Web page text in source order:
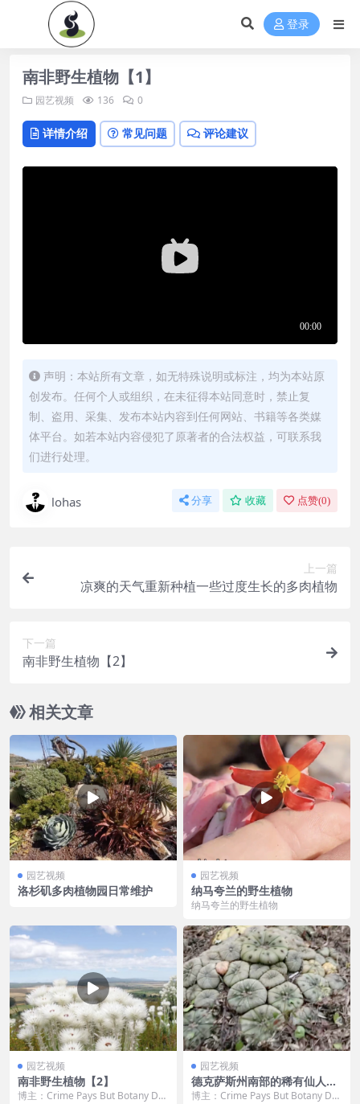
登录
南非野生植物【1】
园艺视频 136 0
详情介绍 常见问题 评论建议
声明：本站所有文章，如无特殊说明或标注，均为本站原
创发布。任何个人或组织，在未征得本站同意时，禁止复
制、盗用、采集、发布本站内容到任何网站、书籍等各类媒
体平台。如若本站内容侵犯了原著者的合法权益，可联系我
们进行处理。
lohas 分享 收藏 点赞(0)
上一篇
凉爽的天气重新种植一些过度生长的多肉植物
下一篇
南非野生植物【2】
相关文章
园艺视频
洛杉矶多肉植物园日常维护
园艺视频
纳马夸兰的野生植物
纳马夸兰的野生植物
园艺视频
南非野生植物【2】
博主：Crime Pays But Botany Do
园艺视频
德克萨斯州南部的稀有仙人掌
科植物
博主：Crime Pays But Botany Do